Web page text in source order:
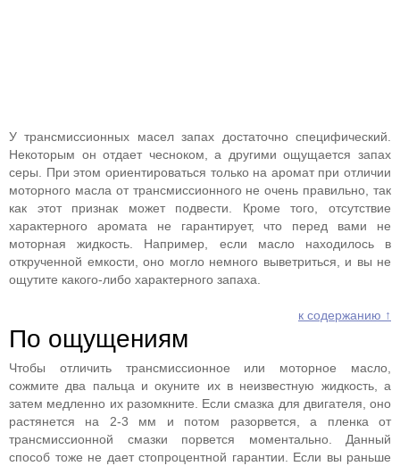
У трансмиссионных масел запах достаточно специфический.
Некоторым он отдает чесноком, а другими ощущается запах
серы. При этом ориентироваться только на аромат при отличии
моторного масла от трансмиссионного не очень правильно, так
как этот признак может подвести. Кроме того, отсутствие
характерного аромата не гарантирует, что перед вами не
моторная жидкость. Например, если масло находилось в
открученной емкости, оно могло немного выветриться, и вы не
ощутите какого-либо характерного запаха.
к содержанию ↑
По ощущениям
Чтобы отличить трансмиссионное или моторное масло,
сожмите два пальца и окуните их в неизвестную жидкость, а
затем медленно их разомкните. Если смазка для двигателя, оно
растянется на 2-3 мм и потом разорвется, а пленка от
трансмиссионной смазки порвется моментально. Данный
способ тоже не дает стопроцентной гарантии. Если вы раньше